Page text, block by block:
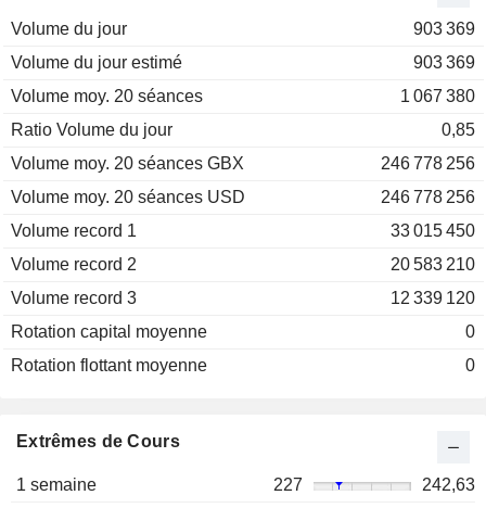
Volume du jour
903 369
Volume du jour estimé
903 369
Volume moy. 20 séances
1 067 380
Ratio Volume du jour
0,85
Volume moy. 20 séances GBX
246 778 256
Volume moy. 20 séances USD
246 778 256
Volume record 1
33 015 450
Volume record 2
20 583 210
Volume record 3
12 339 120
Rotation capital moyenne
0
Rotation flottant moyenne
0
Extrêmes de Cours
1 semaine 227
242,63